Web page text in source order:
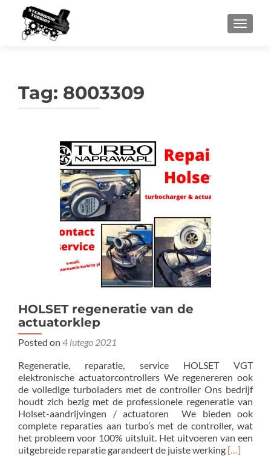
Tag: 8003309
HOLSET regeneratie van de
actuatorklep
Posted on 4 lutego 2021
Regeneratie, reparatie, service HOLSET VGT
elektronische actuatorcontrollers We regenereren ook
de volledige turboladers met de controller Ons bedrijf
houdt zich bezig met de professionele regeneratie van
Holset-aandrijvingen / actuatoren We bieden ook
complete reparaties aan turbo’s met de controller, wat
het probleem voor 100% uitsluit. Het uitvoeren van een
uitgebreide reparatie garandeert de juiste werking Read
[…]